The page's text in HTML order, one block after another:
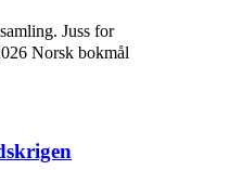
Juss for
Norsk bokmål